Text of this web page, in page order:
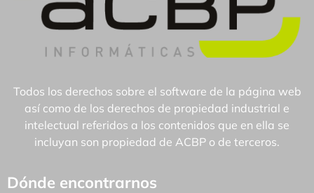
Todos los derechos sobre el software de la página web
así como de los derechos de propiedad industrial e
intelectual referidos a los contenidos que en ella se
incluyan son propiedad de ACBP o de terceros.
Dónde encontrarnos